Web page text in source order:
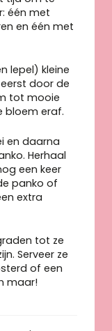
één met
en één met
lepel) kleine
door de
tot mooie
bloem eraf.
en daarna
Herhaal
een keer
panko of
extra
tot ze
Serveer ze
of een
maar!